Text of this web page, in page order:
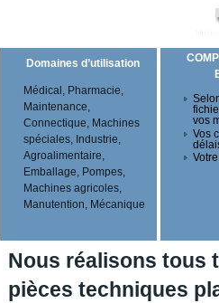
Domaines d’utilisation
Médical, Pharmacie,
Maintenance,
Connectique, Machines
spéciales, Industrie,
Agroalimentaire,
Emballage, Pompes,
Machines agricoles,
Manutention, Mécanique
vos
Vos
Nous réalisons tous
pièces techniques